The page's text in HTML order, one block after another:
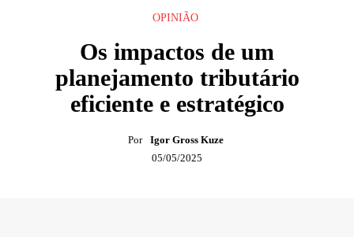
OPINIÃO
Os impactos de um
planejamento tributário
eficiente e estratégico
Por
Igor Gross Kuze
05/05/2025